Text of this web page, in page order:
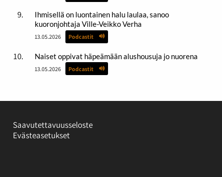
Ihmisellä on luontainen halu laulaa, sanoo
kuoronjohtaja Ville-Veikko Verha
13.05.2026 Podcastit
Naiset oppivat häpeämään alushousuja jo nuorena
13.05.2026 Podcastit
Saavutettavuusseloste
Evästeasetukset